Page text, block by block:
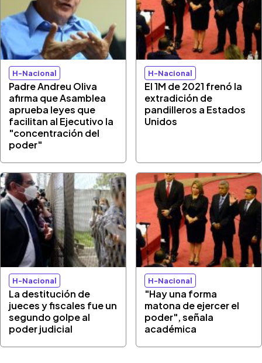
H-Nacional
Padre Andreu Oliva
afirma que Asamblea
aprueba leyes que
facilitan al Ejecutivo la
"concentración del
poder"
H-Nacional
El 1M de 2021 frenó la
extradición de
pandilleros a Estados
Unidos
H-Nacional
La destitución de
jueces y fiscales fue un
segundo golpe al
poder judicial
H-Nacional
"Hay una forma
matona de ejercer el
poder", señala
académica